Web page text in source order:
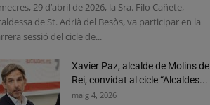
29 d’abril de 2026, la Sra. Filo Cañete,
de St. Adrià del Besòs, va participar en la
sessió del cicle de...
Xavier Paz, alcalde de Molins de
Rei, convidat al cicle “Alcaldes...
maig 4, 2026